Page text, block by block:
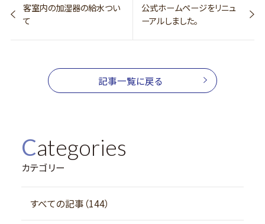
客室内の加湿器の給水つい
て
公式ホームページをリニュ
ーアルしました。
記事一覧に戻る
Categories
カテゴリー
すべての記事（144）